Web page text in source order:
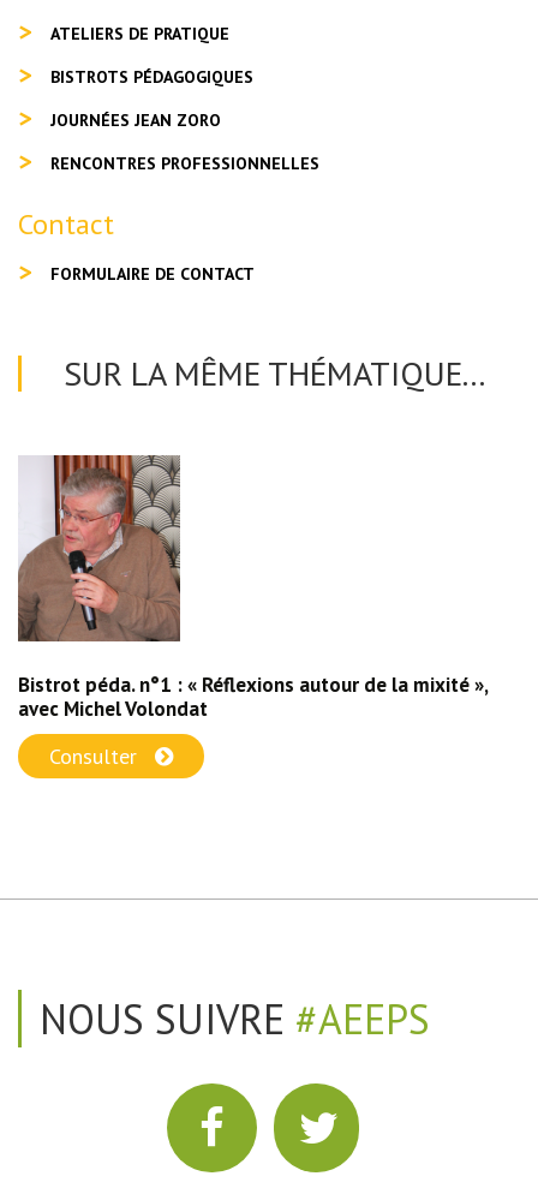
ATELIERS DE PRATIQUE
BISTROTS PÉDAGOGIQUES
JOURNÉES JEAN ZORO
RENCONTRES PROFESSIONNELLES
Contact
FORMULAIRE DE CONTACT
SUR LA MÊME THÉMATIQUE...
Bistrot péda. n°1 : « Réflexions autour de la mixité »,
avec Michel Volondat
Consulter
NOUS SUIVRE #AEEPS